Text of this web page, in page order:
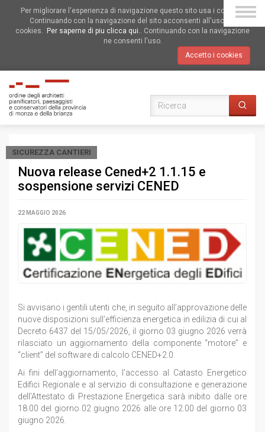
Per migliorare l'esperienza di navigazione questo sito usa i cookies.
Continuando con la navigazione del sito acconsenti all'uso dei
cookies.
Per saperne di piu clicca qui.. Continuando con la navigazione
ne consenti l'uso.
Accetto i cookies
SICUREZZA CANTIERI
Nuova release Cened+2 1.1.15 e
sospensione servizi CENED
22 MAGGIO 2026
Si avvisano i gentili utenti che, in seguito all’approvazione delle
nuove disposizioni sull’efficienza energetica in edilizia di cui al
Decreto 6437 del 15/05/2026, il giorno 03 giugno 2026 verrà
rilasciato un aggiornamento della componente “motore” e
“client” del software di calcolo CENED+2.0.
Ai fini dell’aggiornamento, l’accesso al Catasto Energetico
Edifici Regionale e al servizio di consultazione e generazione
dell’Attestato di Prestazione Energetica sarà inibito dalle ore
18.00 del giorno 02 giugno 2026 alle ore 12.00 del giorno 03
giugno 2026.